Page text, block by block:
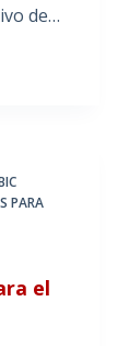
de…
PARA
el